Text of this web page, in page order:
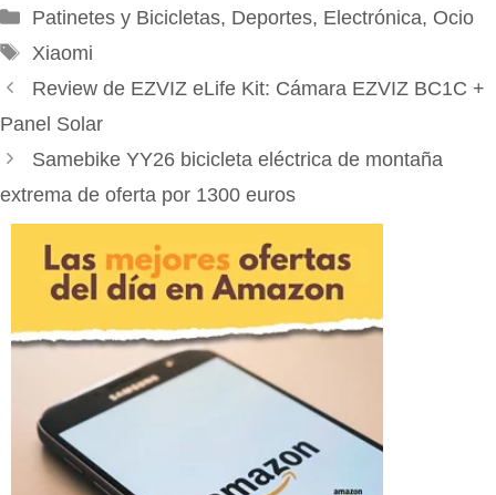
Categorías
Patinetes y Bicicletas, Deportes, Electrónica, Ocio
Etiquetas
Xiaomi
Review de EZVIZ eLife Kit: Cámara EZVIZ BC1C +
Panel Solar
Samebike YY26 bicicleta eléctrica de montaña
extrema de oferta por 1300 euros